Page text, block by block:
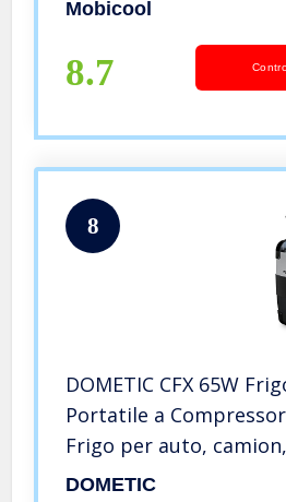
Mobicool
8.7
8
DOMETIC CFX 65W
Portatile a
Frigo per auto,
camper, 12/24 V e 230 V,
DOMETIC